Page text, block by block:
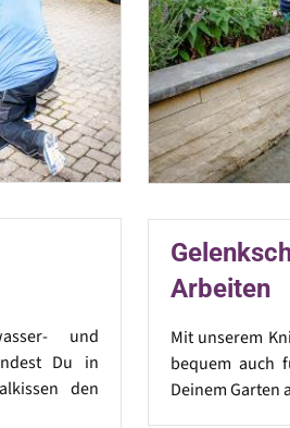
und
Du in
den
Arbeiten
Mit unserem
bequem auch
Deinem Garten